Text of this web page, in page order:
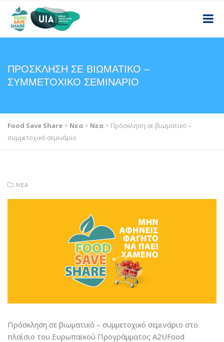
ΠΡΌΣΚΛΗΣΗ ΣΕ ΒΙΩΜΑΤΙΚΌ –
ΣΥΜΜΕΤΟΧΙΚΌ ΣΕΜΙΝΆΡΙΟ
Food Save Share > Νεα > Νεα > Πρόσκληση σε βιωματικό –
συμμετοχικό σεμινάριο
ΝΕΑ
Πρόσκληση σε βιωματικό – συμμετοχικό σεμινάριο στο
πλαίσιο του Ευρωπαϊκού Προγράμματος A2UFood